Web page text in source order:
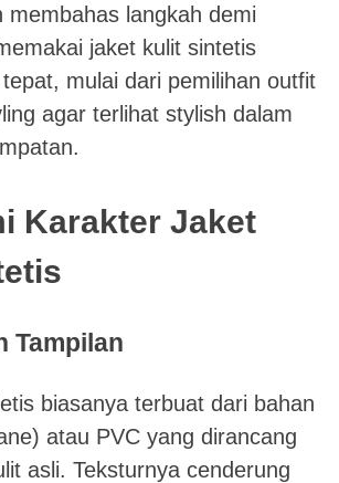
membahas langkah demi
jaket kulit sintetis
mulai dari pemilihan outfit
agar terlihat stylish dalam
Karakter Jaket
Tampilan
biasanya terbuat dari bahan
atau PVC yang dirancang
asli. Teksturnya cenderung